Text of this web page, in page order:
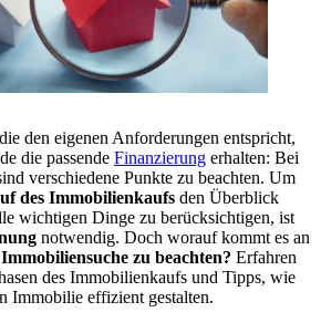
den eigenen Anforderungen entspricht,
die passende Finanzierung erhalten: Bei
verschiedene Punkte zu beachten. Um
des Immobilienkaufs den Überblick
wichtigen Dinge zu berücksichtigen, ist
notwendig. Doch worauf kommt es an
zu beachten? Erfahren
des Immobilienkaufs und Tipps, wie
Immobilie effizient gestalten.